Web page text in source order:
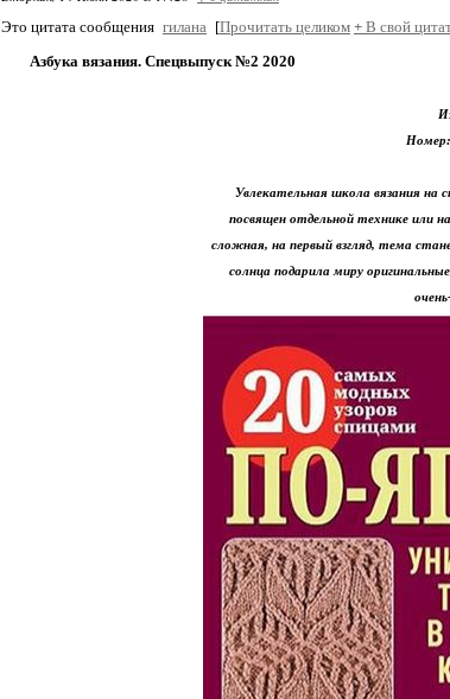
Это цитата сообщения гилана [Прочитать целиком + В свой
Азбука вязания. Спецвыпуск №2 2020
Увлекательная школа вязания
посвящен отдельной технике или
сложная, на первый взгляд, тема
солнца подарила миру